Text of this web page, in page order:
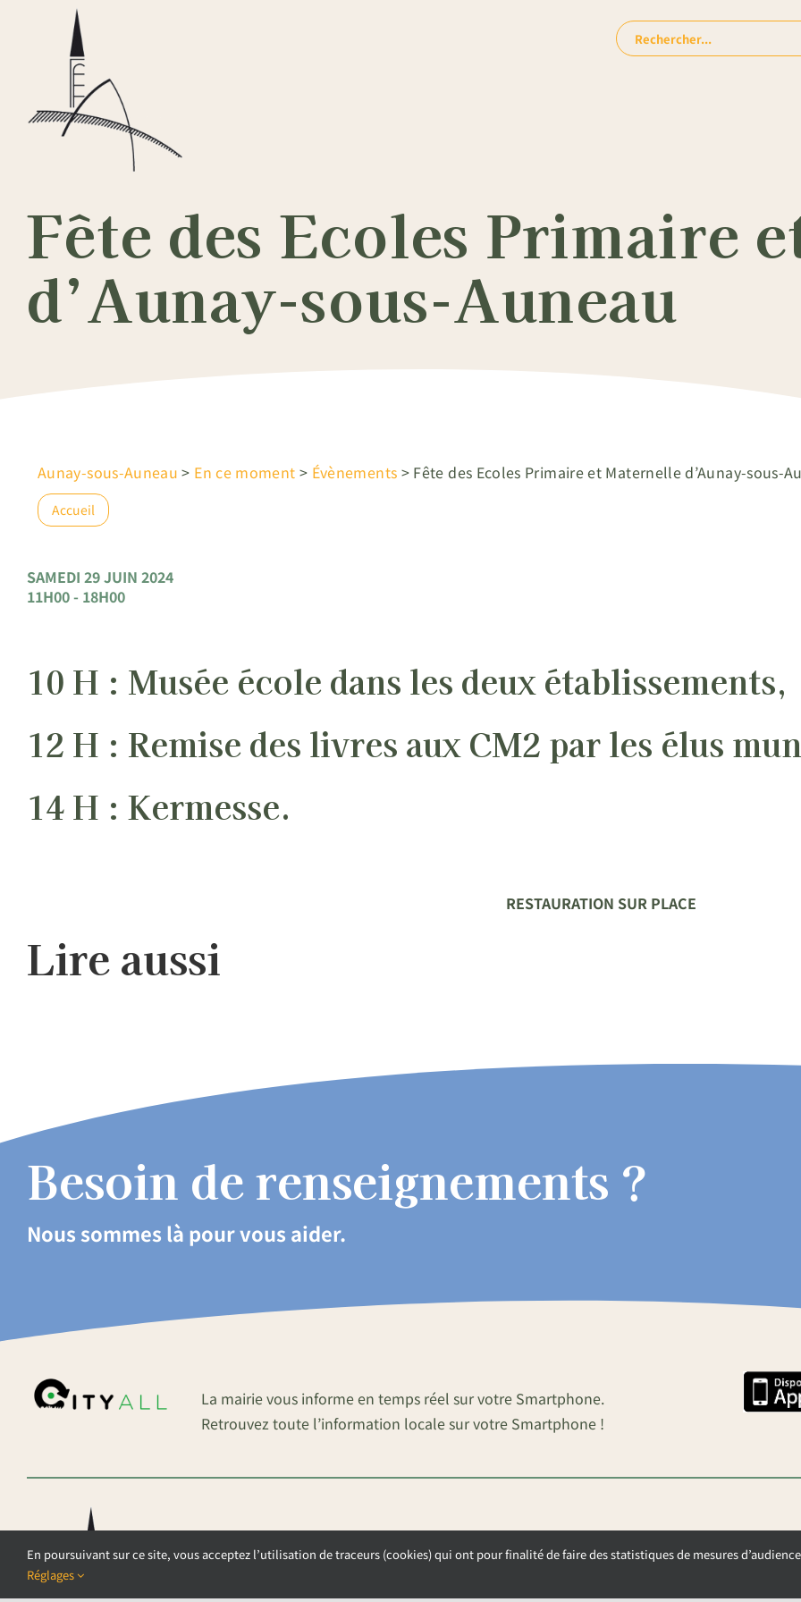
Rechercher:
Fête des Ecoles Primaire
d’Aunay-sous-Auneau
Aunay-sous-Auneau > En ce moment > Évènements > Fête des Ecoles Primaire et Maternelle d’Aunay-sous-
Accueil
SAMEDI 29 JUIN 2024
11H00 - 18H00
10 H : Musée école dans les deux établissements,
12 H : Remise des livres aux CM2 par les élus
14 H : Kermesse.
RESTAURATION SUR PLACE
Lire aussi
Besoin de renseignements ?
Nous sommes là pour vous aider.
La mairie vous informe en temps réel sur votre Smartphone.
Retrouvez toute l’information locale sur votre Smartphone !
OUVERTURE DE LA MAIRIE
En poursuivant sur ce site, vous acceptez l’utilisation de traceurs (cookies) qui ont pour finalité de faire des statistiques de mesures
Réglages